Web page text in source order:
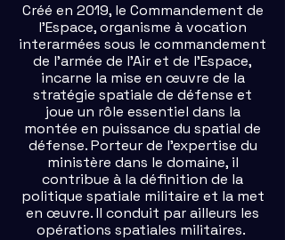
Créé en 2019, le Commandement de
l’Espace, organisme à vocation
interarmées sous le commandement
de l’armée de l’Air et de l’Espace,
incarne la mise en œuvre de la
stratégie spatiale de défense et
joue un rôle essentiel dans la
montée en puissance du spatial de
défense. Porteur de l’expertise du
ministère dans le domaine, il
contribue à la définition de la
politique spatiale militaire et la met
en œuvre. Il conduit par ailleurs les
opérations spatiales militaires.